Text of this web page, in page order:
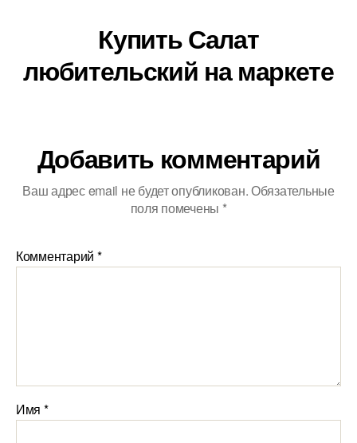
Купить Салат
любительский на маркете
Добавить комментарий
Ваш адрес email не будет опубликован.Обязательные
поля помечены *
Комментарий *
Имя *